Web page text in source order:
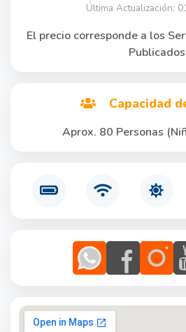
Última Actualización:
El precio corresponde a los
Publicados
Capacidad
Aprox. 80 Personas